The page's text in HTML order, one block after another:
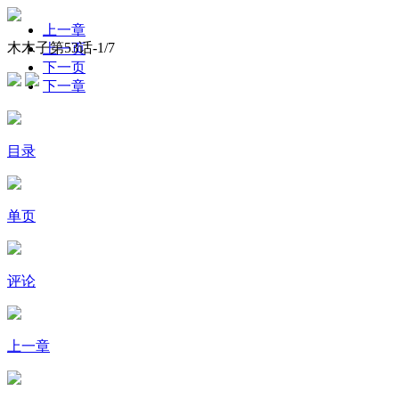
木木子第53话-1/7
上一章
上一页
下一页
下一章
目录
单页
评论
上一章